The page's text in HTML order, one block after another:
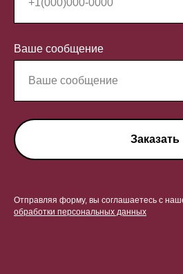
Ваше сообщение
Заказать
Отправляя форму, вы соглашаетесь с
обработки персональных данных